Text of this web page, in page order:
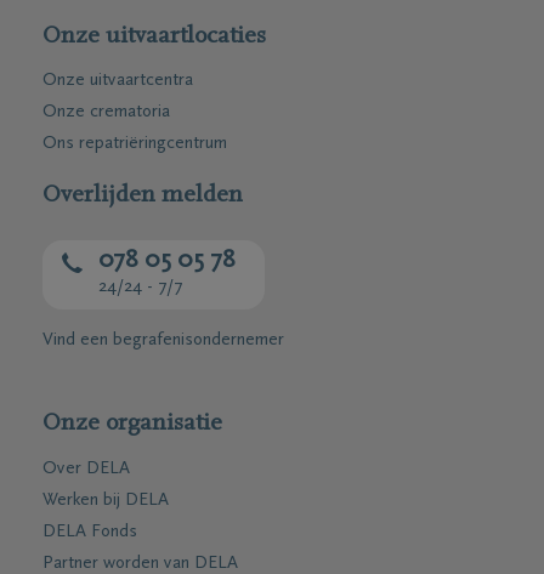
Onze uitvaartlocaties
Onze uitvaartcentra
Onze crematoria
Ons repatriëringcentrum
Overlijden melden
078 05 05 78
24/24 - 7/7
Vind een begrafenisondernemer
Onze organisatie
Over DELA
Werken bij DELA
DELA Fonds
Partner worden van DELA